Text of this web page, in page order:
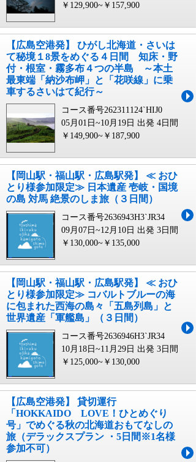
￥129,900~￥157,900
【広島空港発】 ひがし北海道・さいは
て秘境１8景をめぐる４日間 知床・野
付・根室・霧多布４つの半島 ～本土
最東端「納沙布岬」と「花咲線」に乗
車するさいはて紀行～
コース番号262311124`HIJ0
05月01日~10月19日 出発 4日間
￥149,900~￥187,900
【岡山駅・福山駅・広島駅発】 ≪ おひ
とり様参加限定≫ 日本遺産 壱岐・国境
の島 対馬 絶景のしま旅（３日間）
コース番号2636943H3`JR34
09月07日~12月10日 出発 3日間
￥130,000~￥135,000
【岡山駅・福山駅・広島駅発】 ≪ おひ
とり様参加限定≫ コバルトブルーの海
に包まれた西海の島々「五島列島」と
世界遺産「軍艦島」（３日間）
コース番号2636946H3`JR34
10月18日~11月29日 出発 3日間
￥125,000~￥130,000
【広島空港発】 貸切運行
「HOKKAIDO LOVE！ひとめぐり
号」でめぐる秋の北海道おもてなしの
旅（デラックスプラン ・5日間※1名様
参加不可）